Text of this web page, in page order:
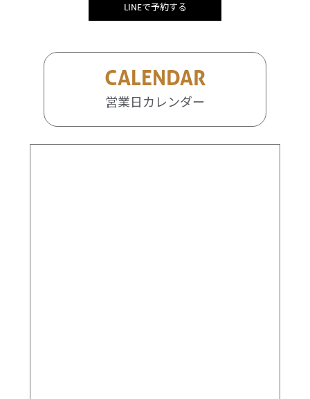
LINEで予約する
CALENDAR
営業日カレンダー